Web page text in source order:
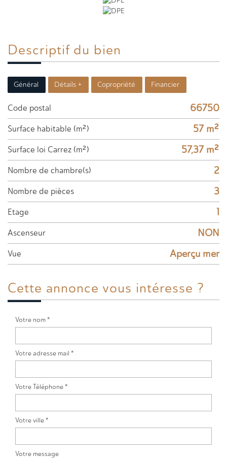
Descriptif du bien
Général Détails + Copropriété Financier
Code postal 66750
Surface habitable (m²) 57 m²
Surface loi Carrez (m²) 57,37 m²
Nombre de chambre(s) 2
Nombre de pièces 3
Etage 1
Ascenseur NON
Vue Aperçu mer
Cette annonce vous intéresse ?
Votre nom *
Votre adresse mail *
Votre Téléphone *
Votre ville *
Votre message